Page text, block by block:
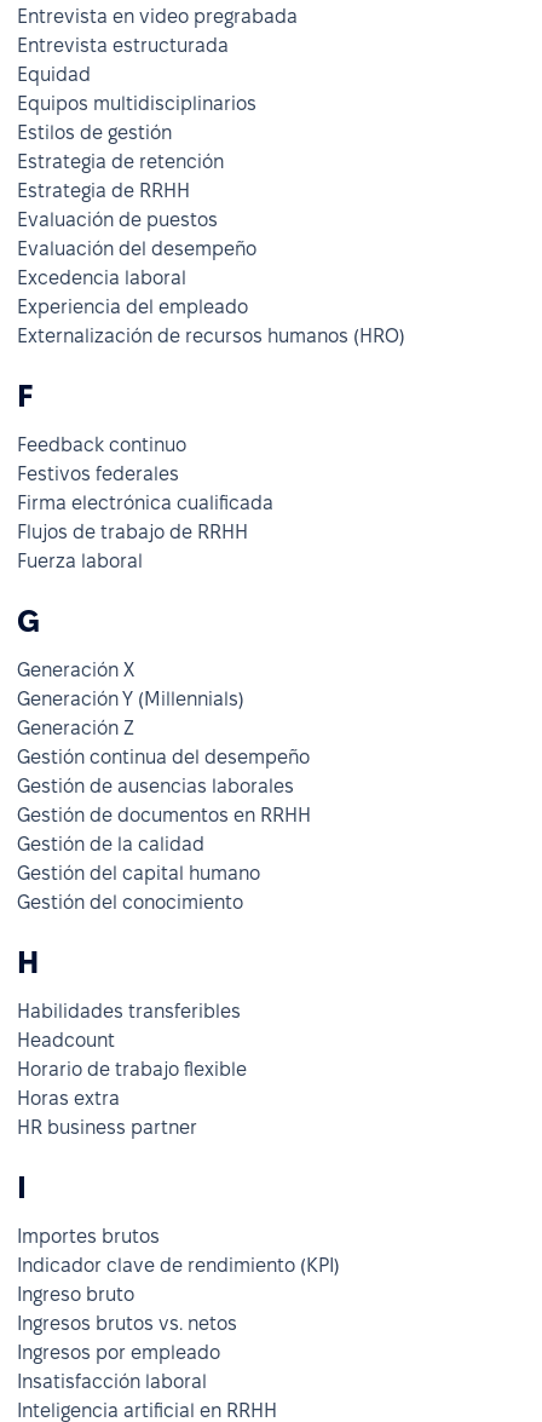
Entrevista en video pregrabada
Entrevista estructurada
Equidad
Equipos multidisciplinarios
Estilos de gestión
Estrategia de retención
Estrategia de RRHH
Evaluación de puestos
Evaluación del desempeño
Excedencia laboral
Experiencia del empleado
Externalización de recursos humanos (HRO)
F
Feedback continuo
Festivos federales
Firma electrónica cualificada
Flujos de trabajo de RRHH
Fuerza laboral
G
Generación X
Generación Y (Millennials)
Generación Z
Gestión continua del desempeño
Gestión de ausencias laborales
Gestión de documentos en RRHH
Gestión de la calidad
Gestión del capital humano
Gestión del conocimiento
H
Habilidades transferibles
Headcount
Horario de trabajo flexible
Horas extra
HR business partner
I
Importes brutos
Indicador clave de rendimiento (KPI)
Ingreso bruto
Ingresos brutos vs. netos
Ingresos por empleado
Insatisfacción laboral
Inteligencia artificial en RRHH